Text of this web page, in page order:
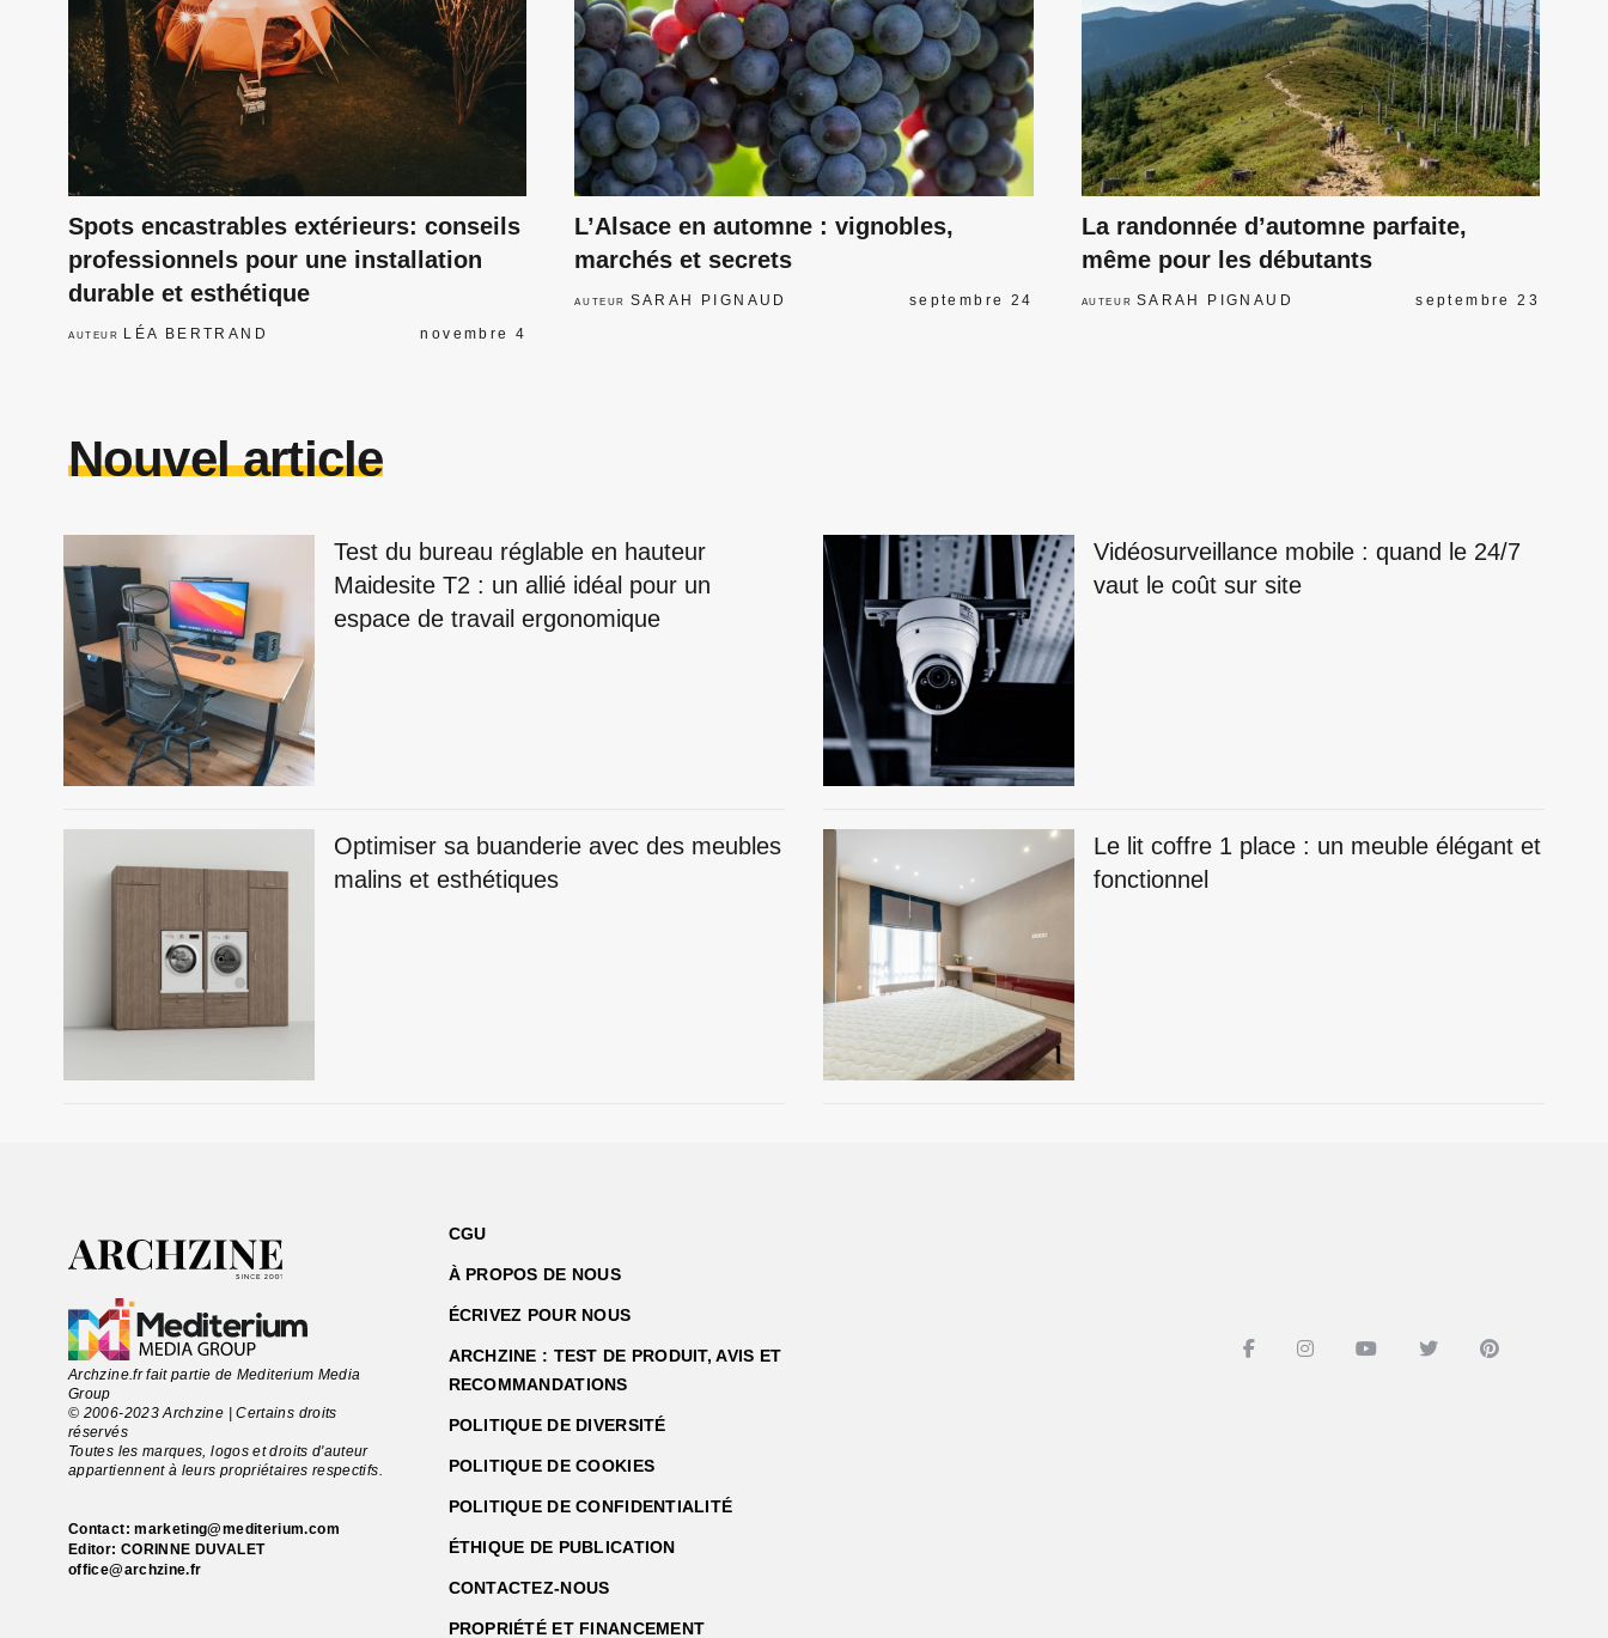
Spots encastrables extérieurs: conseils
professionnels pour une installation
durable et esthétique
AUTEUR LÉA BERTRAND novembre 4
L’Alsace en automne : vignobles,
marchés et secrets
AUTEUR SARAH PIGNAUD septembre 24
La randonnée d’automne parfaite,
même pour les débutants
AUTEUR SARAH PIGNAUD septembre 23
Nouvel article
Test du bureau réglable en hauteur
Maidesite T2 : un allié idéal pour un
espace de travail ergonomique
Vidéosurveillance mobile : quand le 24/7
vaut le coût sur site
Optimiser sa buanderie avec des meubles
malins et esthétiques
Le lit coffre 1 place : un meuble élégant et
fonctionnel
Archzine.fr fait partie de Mediterium Media
Group
© 2006-2023 Archzine | Certains droits
réservés
Toutes les marques, logos et droits d'auteur
appartiennent à leurs propriétaires respectifs.
Contact:marketing@mediterium.com
Editor: CORINNE DUVALET
office@archzine.fr
CGU
À PROPOS DE NOUS
ÉCRIVEZ POUR NOUS
ARCHZINE : TEST DE PRODUIT, AVIS ET
RECOMMANDATIONS
POLITIQUE DE DIVERSITÉ
POLITIQUE DE COOKIES
POLITIQUE DE CONFIDENTIALITÉ
ÉTHIQUE DE PUBLICATION
CONTACTEZ-NOUS
PROPRIÉTÉ ET FINANCEMENT